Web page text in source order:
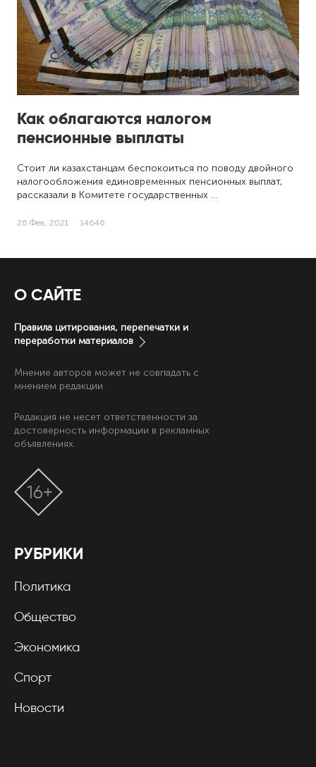
Как облагаются налогом
пенсионные выплаты
Стоит ли казахстанцам беспокоиться по поводу двойного
налогообложения единовременных пенсионных выплат,
рассказали в Комитете государственных …
26 Фев, 2021 14646
О САЙТЕ
Правила цитирования, перепечатки и
переработки материалов
Мнение авторов может не совпадать с
мнением редакции.
Редакция не несет ответственности за
достоверность информации в рекламных
объявлениях.
РУБРИКИ
Политика
Общество
Экономика
Спорт
Новости
16+